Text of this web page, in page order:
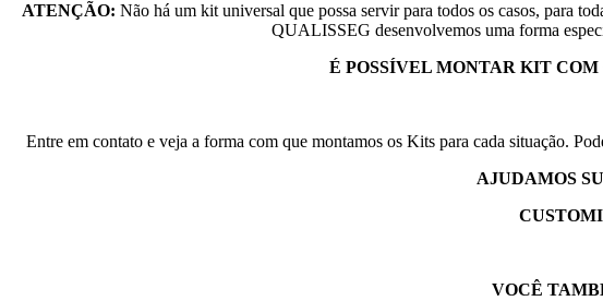
ATENÇÃO: Não há um kit universal que possa servir para todos os casos, para
QUALISSEG desenvolvemos uma forma
É POSSÍVEL MONTAR KIT
Entre em contato e veja a forma com que montamos os Kits para cada situação.
AJUDAMOS
VOCÊ